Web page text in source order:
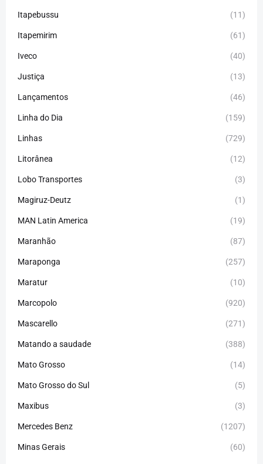
Itapebussu (11)
Itapemirim (61)
Iveco (40)
Justiça (13)
Lançamentos (46)
Linha do Dia (159)
Linhas (729)
Litorânea (12)
Lobo Transportes (3)
Magiruz-Deutz (1)
MAN Latin America (19)
Maranhão (87)
Maraponga (257)
Maratur (10)
Marcopolo (920)
Mascarello (271)
Matando a saudade (388)
Mato Grosso (14)
Mato Grosso do Sul (5)
Maxibus (3)
Mercedes Benz (1207)
Minas Gerais (60)